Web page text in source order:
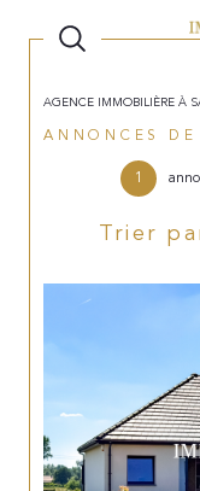
AGENCE IMMOBILIÈRE À
ANNONCES
1
Trier